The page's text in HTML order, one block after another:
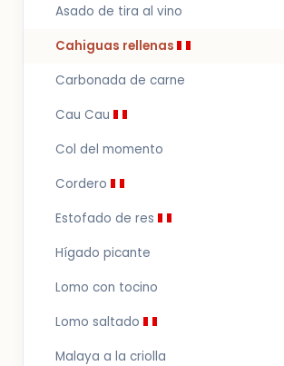
Asado de tira al vino
Cahiguas rellenas
Carbonada de carne
Cau Cau
Col del momento
Cordero
Estofado de res
Hígado picante
Lomo con tocino
Lomo saltado
Malaya a la criolla